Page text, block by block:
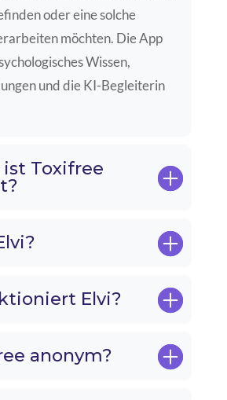
oder eine solche
möchten. Die App
Wissen,
unddie KI-Begleiterin
Toxifree
Elvi?
anonym?